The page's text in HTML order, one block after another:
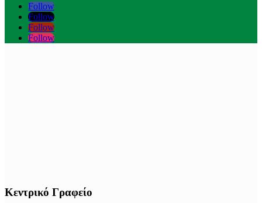
Follow
Follow
Follow
Follow
Κεντρικό Γραφείο